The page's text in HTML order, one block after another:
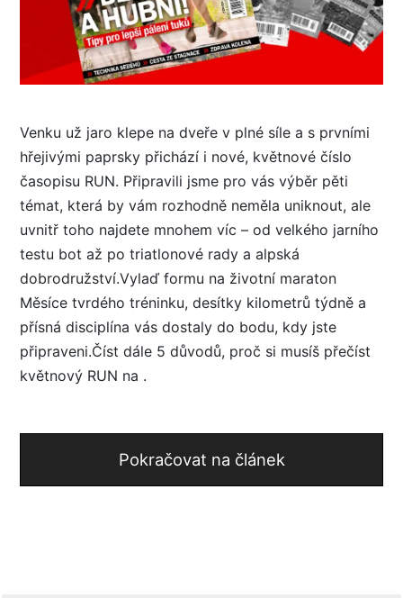
Venku už jaro klepe na dveře v plné síle a s prvními
hřejivými paprsky přichází i nové, květnové číslo
časopisu RUN. Připravili jsme pro vás výběr pěti
témat, která by vám rozhodně neměla uniknout, ale
uvnitř toho najdete mnohem víc – od velkého jarního
testu bot až po triatlonové rady a alpská
dobrodružství.Vylaď formu na životní maraton
Měsíce tvrdého tréninku, desítky kilometrů týdně a
přísná disciplína vás dostaly do bodu, kdy jste
připraveni.Číst dále 5 důvodů, proč si musíš přečíst
květnový RUN na .
Pokračovat na článek